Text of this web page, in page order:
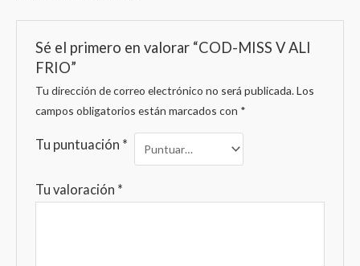
Sé el primero en valorar “COD-MISS V ALI
FRIO”
Tu dirección de correo electrónico no será publicada. Los
campos obligatorios están marcados con *
Tu puntuación *
Tu valoración *